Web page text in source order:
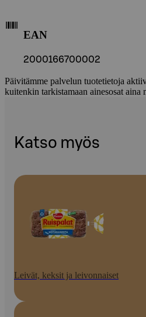
EAN
2000166700002
Päivitämme palvelun tuotetietoja
kuitenkin tarkistamaan ainesosat aina
Katso myös
Leivät, keksit ja leivonnaiset